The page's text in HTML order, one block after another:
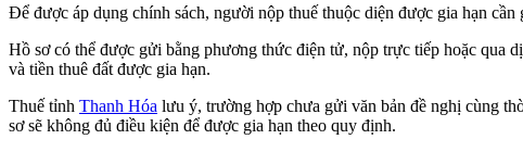
Để được áp dụng chính sách, người nộp thuế thuộc diện được gia hạn
Hồ sơ có thể được gửi bằng phương thức điện tử, nộp trực tiếp hoặc qua
và tiền thuê đất được gia hạn.
Thuế tỉnh Thanh Hóa lưu ý, trường hợp chưa gửi văn bản đề nghị cùng
sơ sẽ không đủ điều kiện để được gia hạn theo quy định.